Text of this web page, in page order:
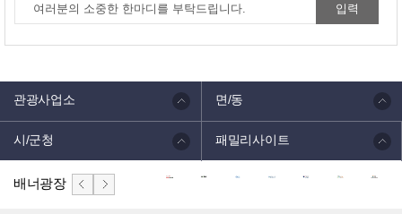
관광사업소 면/동
시/군청 패밀리사이트
배너광장